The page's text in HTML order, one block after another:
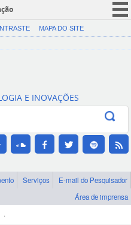
CORONAVÍRUS (COVID-19)
Canais
MAPA DO SITE
E INOVAÇÕES
Serviços
E-mail do Pesquisador
Área de imprensa